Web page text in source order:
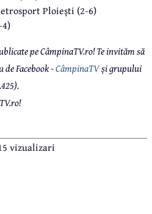
Ploiești (2-6)
pe CâmpinaTV.ro! Te invităm să
Facebook -CâmpinaTVși grupului
vizualizari